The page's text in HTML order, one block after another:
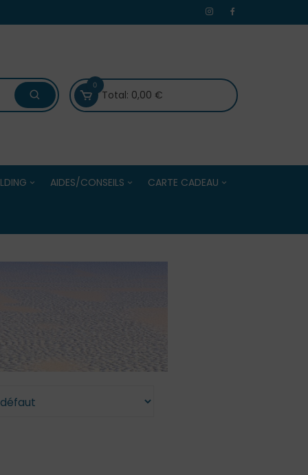
0
Total: 0,00 €
Adultes
AIDES/CONSEILS
pétanque
Bien choisir ses accessoires
CARTE CADEAU